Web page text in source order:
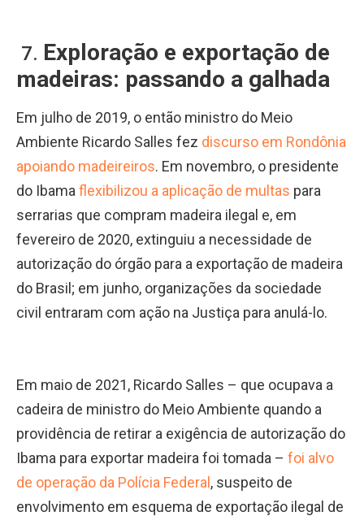
7. Exploração e exportação de
madeiras: passando a galhada
Em julho de 2019, o então ministro do Meio
Ambiente Ricardo Salles fez discurso em Rondônia
apoiando madeireiros. Em novembro, o presidente
do Ibama flexibilizou a aplicação de multas para
serrarias que compram madeira ilegal e, em
fevereiro de 2020, extinguiu a necessidade de
autorização do órgão para a exportação de madeira
do Brasil; em junho, organizações da sociedade
civil entraram com ação na Justiça para anulá-lo.
Em maio de 2021, Ricardo Salles – que ocupava a
cadeira de ministro do Meio Ambiente quando a
providência de retirar a exigência de autorização do
Ibama para exportar madeira foi tomada – foi alvo
de operação da Polícia Federal, suspeito de
envolvimento em esquema de exportação ilegal de